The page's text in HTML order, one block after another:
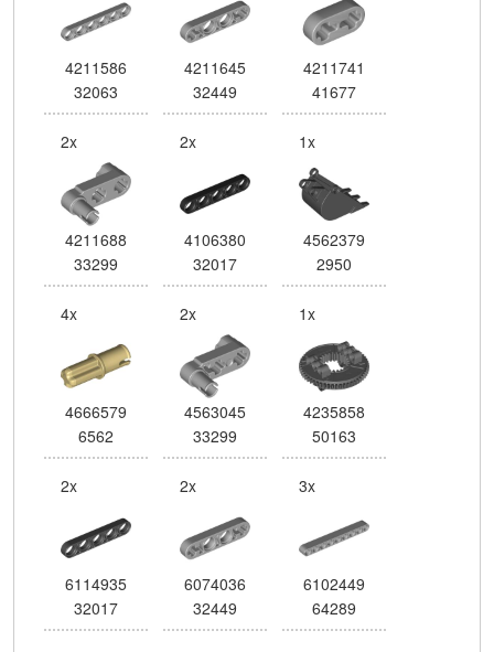
4211586
32063
4211645
32449
4211741
41677
2x
4211688
33299
2x
4106380
32017
1x
4562379
2950
4x
4666579
6562
2x
4563045
33299
1x
4235858
50163
2x
6114935
32017
2x
6074036
32449
3x
6102449
64289